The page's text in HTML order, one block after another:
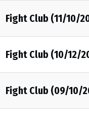
Fight Club (11/10/
Fight Club (10/12/
Fight Club (09/10/